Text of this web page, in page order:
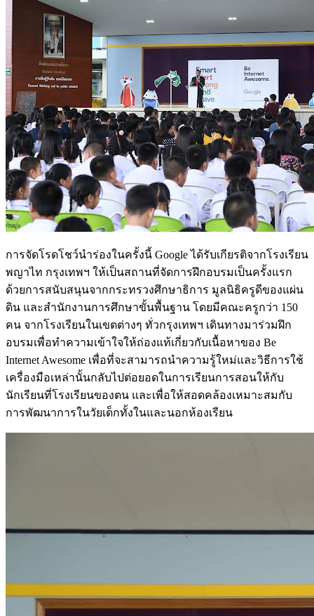
การจัดโรดโชว์นำร่องในครั้งนี้ Google ได้รับเกียรติจากโรงเรียน
พญาไท กรุงเทพฯ ให้เป็นสถานที่จัดการฝึกอบรมเป็นครั้งแรก
ด้วยการสนับสนุนจากกระทรวงศึกษาธิการ มูลนิธิครูดีของแผ่น
ดิน และสำนักงานการศึกษาขั้นพื้นฐาน โดยมีคณะครูกว่า 150
คน จากโรงเรียนในเขตต่างๆ ทั่วกรุงเทพฯ เดินทางมาร่วมฝึก
อบรมเพื่อทำความเข้าใจให้ถ่องแท้เกี่ยวกับเนื้อหาของ Be
Internet Awesome เพื่อที่จะสามารถนำความรู้ใหม่และวิธีการใช้
เครื่องมือเหล่านั้นกลับไปต่อยอดในการเรียนการสอนให้กับ
นักเรียนที่โรงเรียนของตน และเพื่อให้สอดคล้องเหมาะสมกับ
การพัฒนาการในวัยเด็กทั้งในและนอกห้องเรียน